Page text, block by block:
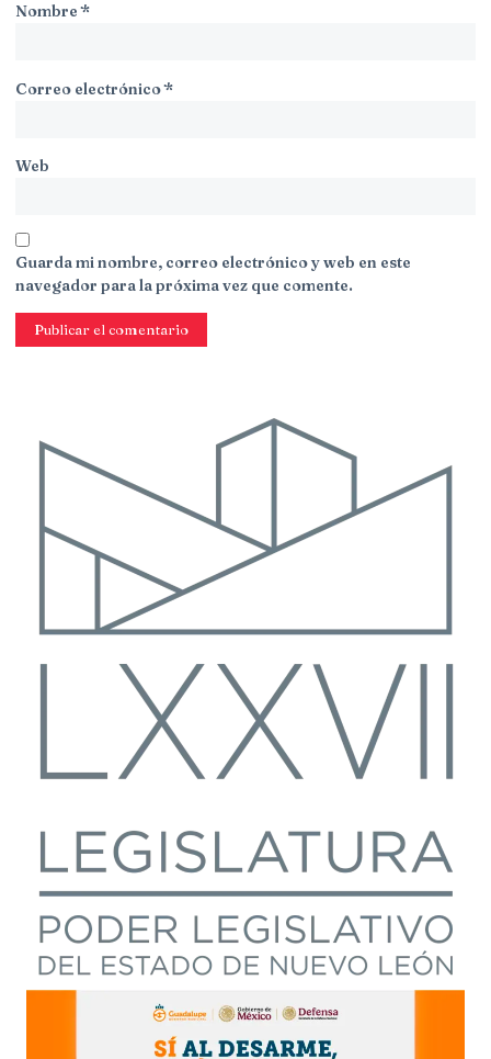
Nombre*
Correo electrónico*
Web
Guarda mi nombre, correo electrónico y web en este
navegador para la próxima vez que comente.